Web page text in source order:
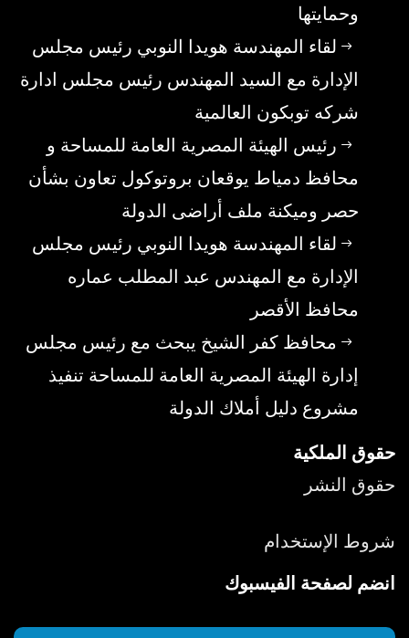
وحمايتها
لقاء المهندسة هويدا النوبي رئيس مجلس
الإدارة مع السيد المهندس رئيس مجلس ادارة
شركه توبكون العالمية
رئيس الهيئة المصرية العامة للمساحة و
محافظ دمياط يوقعان بروتوكول تعاون بشأن
حصر وميكنة ملف أراضى الدولة
لقاء المهندسة هويدا النوبي رئيس مجلس
الإدارة مع المهندس عبد المطلب عماره
محافظ الأقصر
محافظ كفر الشيخ يبحث مع رئيس مجلس
إدارة الهيئة المصرية العامة للمساحة تنفيذ
مشروع دليل أملاك الدولة
حقوق الملكية
حقوق النشر
شروط الإستخدام
انضم لصفحة الفيسبوك